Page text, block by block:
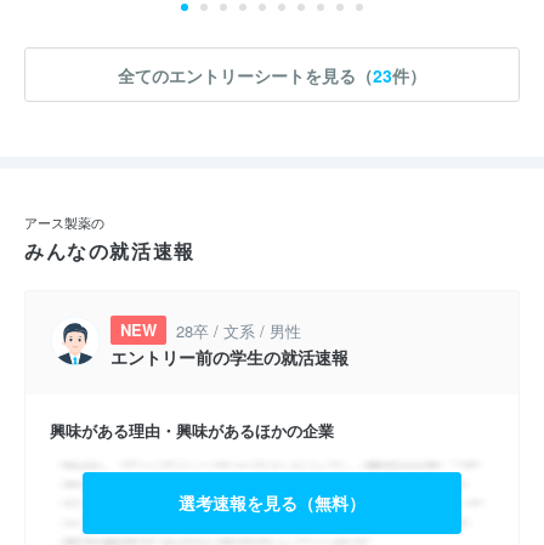
全てのエントリーシートを見る（23件）
アース製薬の
みんなの就活速報
NEW 28卒 / 文系 / 男性
エントリー前の学生の就活速報
興味がある理由・興味があるほかの企業
選考速報を見る（無料）